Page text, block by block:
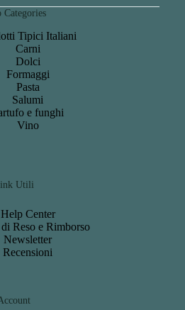
Categories
Tipici Italiani
Carni
Dolci
Formaggi
Pasta
Salumi
e funghi
Vino
Utili
Help Center
Reso e Rimborso
Newsletter
Recensioni